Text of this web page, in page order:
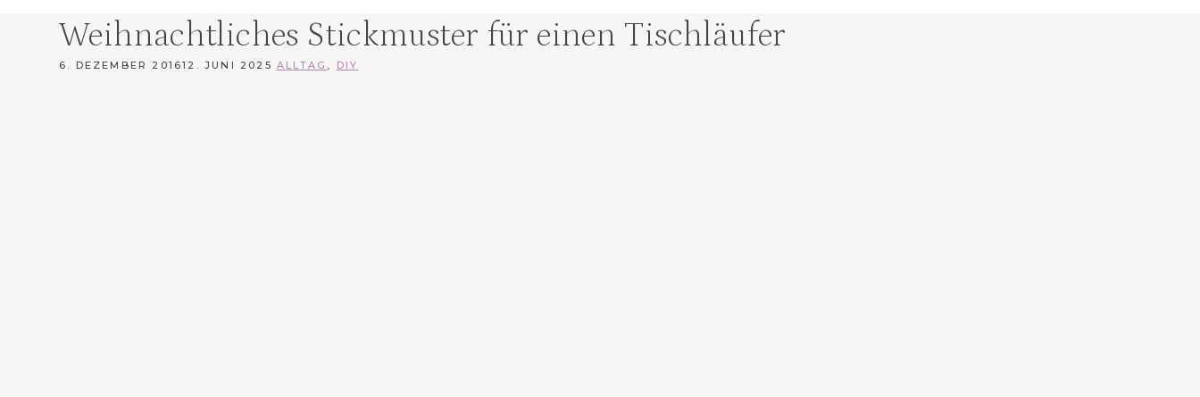
Weihnachtliches Stickmuster für einen Tischläufer
6. DEZEMBER 201612. JUNI 2025 ALLTAG , DIY